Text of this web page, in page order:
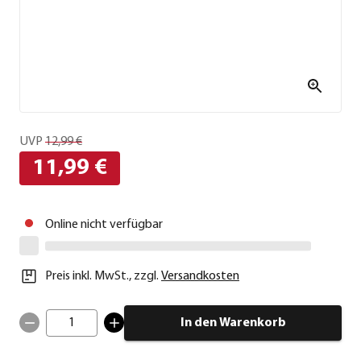
UVP 12,99 €
11,99 €
Online nicht verfügbar
Preis inkl. MwSt., zzgl. Versandkosten
1 In den Warenkorb